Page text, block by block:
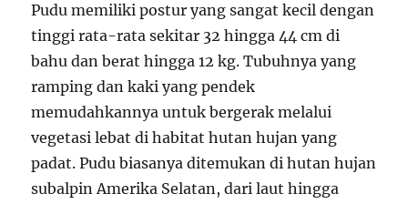
Pudu memiliki postur yang sangat kecil dengan
tinggi rata-rata sekitar 32 hingga 44 cm di
bahu dan berat hingga 12 kg. Tubuhnya yang
ramping dan kaki yang pendek
memudahkannya untuk bergerak melalui
vegetasi lebat di habitat hutan hujan yang
padat. Pudu biasanya ditemukan di hutan hujan
subalpin Amerika Selatan, dari laut hingga